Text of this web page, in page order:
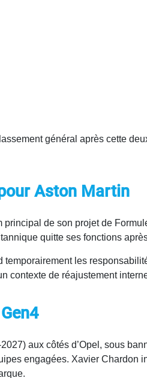
général après cette
Aston Martin
de son projet de
quitte ses fonctions
les
contexte de réajustement
aux côtés d’Opel, sous
engagées. Xavier Chardon